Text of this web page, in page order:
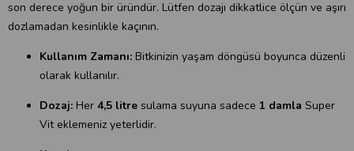
son derece yoğun bir üründür. Lütfen dozajı dikkatlice ölçün ve aşırı
dozlamadan kesinlikle kaçının.
Kullanım Zamanı: Bitkinizin yaşam döngüsü boyunca düzenli
olarak kullanılır.
Dozaj: Her 4,5 litre sulama suyuna sadece 1 damla Super
Vit eklemeniz yeterlidir.